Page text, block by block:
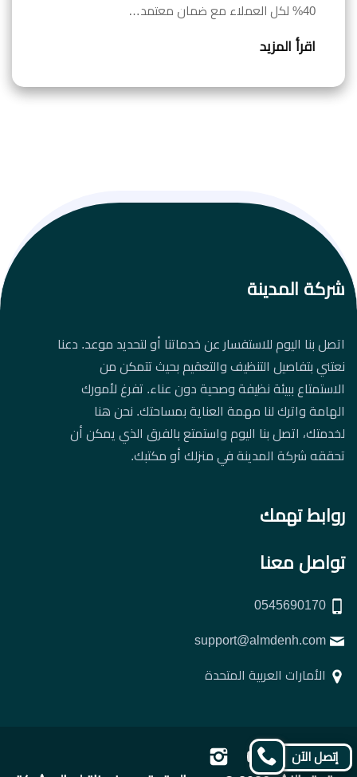
40% لكل العملاء مع ضمان معتمد…
اقرأ المزيد
شركة المدينة
اتصل بنا اليوم للاستفسار عن خدماتنا أو لتحديد موعد. دعنا
نعتني بتفاصيل التنظيف والتعقيم بحيث تتمكن من
الاستمتاع ببيئة نظيفة وصحية دون عناء. تفرغ لأمورك
الهامة واترك لنا مهمة العناية بمساحتك. نحن هنا
لخدمتك، اتصل بنا اليوم واستمتع بالفرق الذي يمكن أن
تحققه شركة المدينة في منزلك أو مكتبك.
روابط تهمك
تواصل معنا
الأمارات العربية المتحدة
تابعنا
تابعنا
تابعنا
إتصل الآن